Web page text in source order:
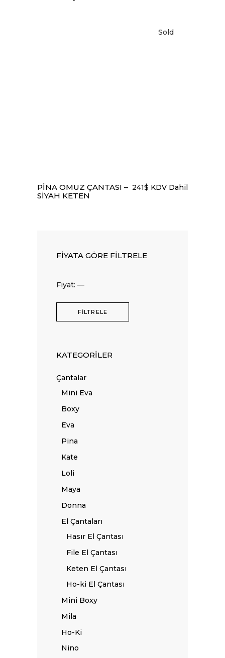
Sold
PINA OMUZ ÇANTASI –
SIYAH KETEN
241$ KDV Dahil
FIYATA GÖRE FILTRELE
En
En
FILTRELE
Fiyat: —
KATEGORILER
Çantalar
Mini Eva
Boxy
Eva
Pina
Kate
Loli
Maya
Donna
El Çantaları
Hasır El Çantası
File El Çantası
Keten El Çantası
Ho-ki El Çantası
Mini Boxy
Mila
Ho-Ki
Nino